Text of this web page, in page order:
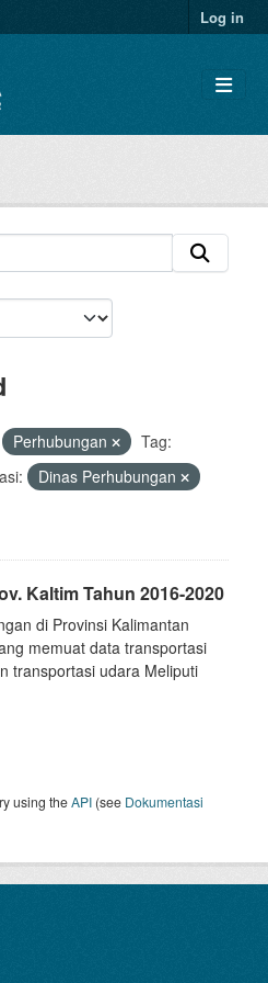
Log in
Perhubungan
Tag:
Dinas Perhubungan
Kaltim Tahun 2016-2020
di Provinsi Kalimantan
memuat data transportasi
transportasi udara Meliputi
using theAPI (see Dokumentasi